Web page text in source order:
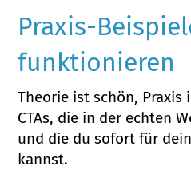
Praxis-
funktionieren
Theorie ist schön, Praxis
CTAs, die in der echten
und die du sofort für
kannst.